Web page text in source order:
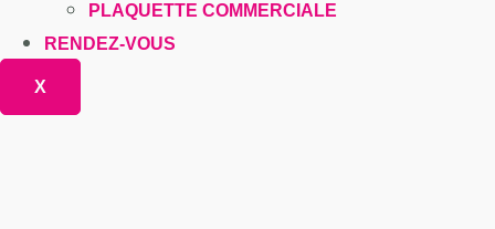
PLAQUETTE COMMERCIALE
RENDEZ-VOUS
X